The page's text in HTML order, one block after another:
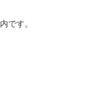
内です。